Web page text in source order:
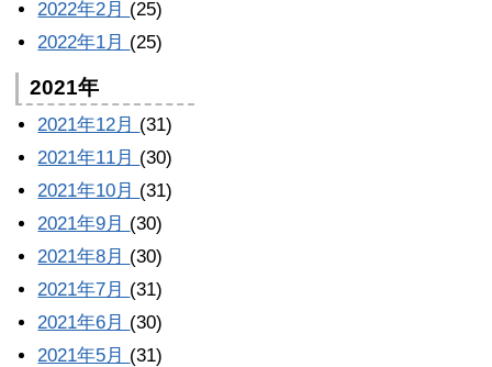
2022年2月 (25)
2022年1月 (25)
2021年
2021年12月 (31)
2021年11月 (30)
2021年10月 (31)
2021年9月 (30)
2021年8月 (30)
2021年7月 (31)
2021年6月 (30)
2021年5月 (31)